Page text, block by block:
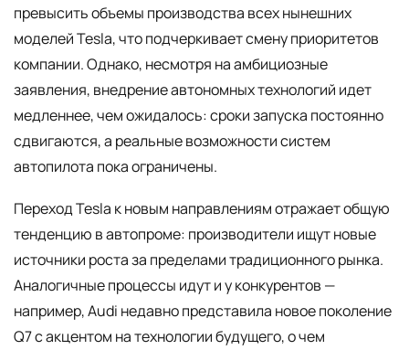
превысить объемы производства всех нынешних
моделей Tesla, что подчеркивает смену приоритетов
компании. Однако, несмотря на амбициозные
заявления, внедрение автономных технологий идет
медленнее, чем ожидалось: сроки запуска постоянно
сдвигаются, а реальные возможности систем
автопилота пока ограничены.
Переход Tesla к новым направлениям отражает общую
тенденцию в автопроме: производители ищут новые
источники роста за пределами традиционного рынка.
Аналогичные процессы идут и у конкурентов —
например, Audi недавно представила новое поколение
Q7 с акцентом на технологии будущего, о чем